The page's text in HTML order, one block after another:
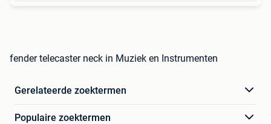
fender telecaster neck in Muziek en Instrumenten
Gerelateerde zoektermen
Populaire zoektermen